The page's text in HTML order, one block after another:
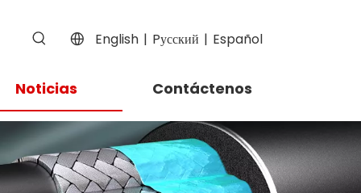
English | Pусский | Español
Noticias Contáctenos